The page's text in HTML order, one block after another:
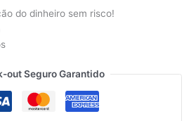
do dinheiro sem risco!
out Seguro Garantido